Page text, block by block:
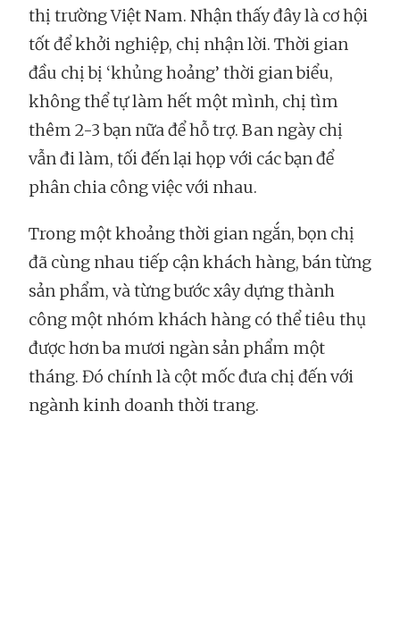
thị trường Việt Nam. Nhận thấy đây là cơ hội
tốt để khởi nghiệp, chị nhận lời. Thời gian
đầu chị bị ‘khủng hoảng’ thời gian biểu,
không thể tự làm hết một mình, chị tìm
thêm 2-3 bạn nữa để hỗ trợ. Ban ngày chị
vẫn đi làm, tối đến lại họp với các bạn để
phân chia công việc với nhau.
Trong một khoảng thời gian ngắn, bọn chị
đã cùng nhau tiếp cận khách hàng, bán từng
sản phẩm, và từng bước xây dựng thành
công một nhóm khách hàng có thể tiêu thụ
được hơn ba mươi ngàn sản phẩm một
tháng. Đó chính là cột mốc đưa chị đến với
ngành kinh doanh thời trang.